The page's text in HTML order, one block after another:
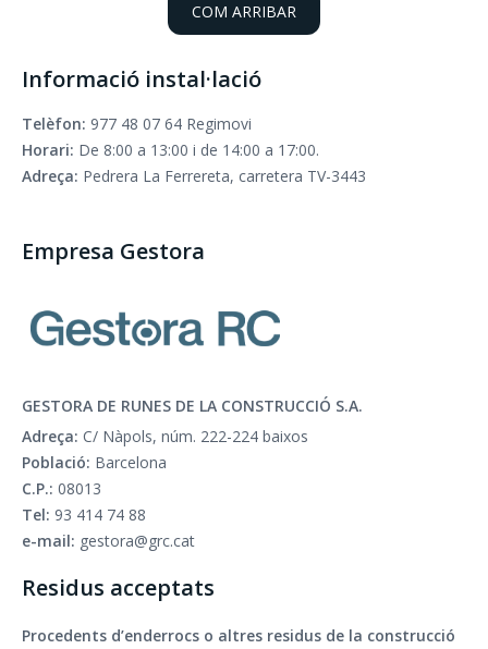
COM ARRIBAR
Informació instal·lació
Telèfon: 977 48 07 64 Regimovi
Horari: De 8:00 a 13:00 i de 14:00 a 17:00.
Adreça: Pedrera La Ferrereta, carretera TV-3443
Empresa Gestora
GESTORA DE RUNES DE LA CONSTRUCCIÓ S.A.
Adreça: C/ Nàpols, núm. 222-224 baixos
Població: Barcelona
C.P.: 08013
Tel: 93 414 74 88
e-mail: gestora@grc.cat
Residus acceptats
Procedents d’enderrocs o altres residus de la construcció